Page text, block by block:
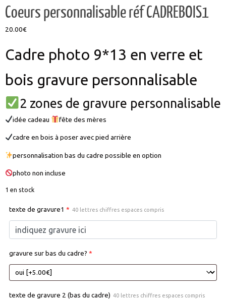
Coeurs personnalisable réf CADREBOIS1
20.00€
Cadre photo 9*13 en verre et
bois gravure personnalisable
2 zones de gravure personnalisable
idée cadeau fête des mères
cadre en bois à poser avec pied arrière
personnalisation bas du cadre possible en option
photo non incluse
1 en stock
texte de gravure1 * 40 lettres chiffres espaces compris
gravure sur bas du cadre? *
texte de gravure 2 (bas du cadre) 40 lettres chiffres espaces compris